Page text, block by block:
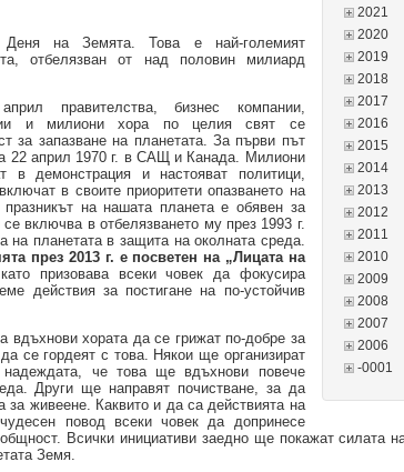
2021
2020
2019
2018
2017
2016
2015
2014
2013
2012
2011
2010
2009
2008
2007
2006
-0001
на Земята. Това е най-големият
отбелязван от над половин милиард
правителства, бизнес компании,
и милиони хора по целия свят се
за запазване на планетата. За първи път
22 април 1970 г. в САЩ и Канада. Милиони
в демонстрация и настояват политици,
в своите приоритети опазването на
на нашата планета е обявен за
включва в отбелязването му през 1993 г.
на планетата в защита на околната среда.
през 2013 г. е посветен на „Лицата на
като призовава всеки човек да фокусира
действия за постигане на по-устойчив
вдъхнови хората да се грижат по-добре за
се гордеят с това. Някои ще организират
че това ще вдъхнови повече
Други ще направят почистване, за да
за живеене. Каквито и да са действията на
повод всеки човек да допринесе
Всички инициативи заедно ще покажат силата
Земя.